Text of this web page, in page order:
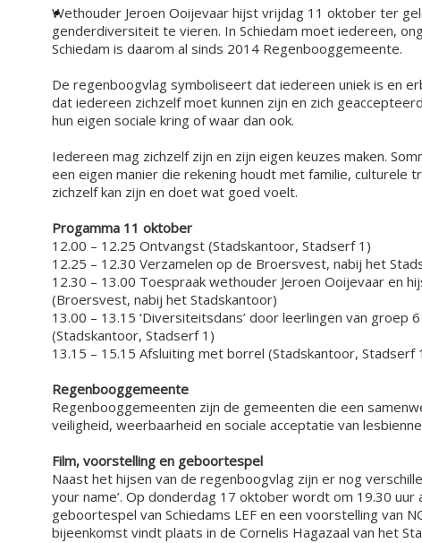
Wethouder Jeroen Ooijevaar hijst vrijdag 11 oktober ter
genderdiversiteit te vieren. In Schiedam moet iedereen,
Schiedam is daarom al sinds 2014 Regenbooggemeente.
De regenboogvlag symboliseert dat iedereen uniek is en
dat iedereen zichzelf moet kunnen zijn en zich
hun eigen sociale kring of waar dan ook.
Iedereen mag zichzelf zijn en zijn eigen keuzes maken.
een eigen manier die rekening houdt met familie,
zichzelf kan zijn en doet wat goed voelt.
Progamma 11 oktober
12.00 – 12.25 Ontvangst (Stadskantoor, Stadserf 1)
12.25 – 12.30 Verzamelen op de Broersvest, nabij het
12.30 – 13.00 Toespraak wethouder Jeroen Ooijevaar en
(Broersvest, nabij het Stadskantoor)
13.00 – 13.15 ‘Diversiteitsdans’ door leerlingen van groep
(Stadskantoor, Stadserf 1)
13.15 – 15.15 Afsluiting met borrel (Stadskantoor, Stadserf
Regenbooggemeente
Regenbooggemeenten zijn de gemeenten die een
veiligheid, weerbaarheid en sociale acceptatie van
Film, voorstelling en geboortespel
Naast het hijsen van de regenboogvlag zijn er nog
your name’. Op donderdag 17 oktober wordt om 19.30
geboortespel van Schiedams LEF en een voorstelling van
bijeenkomst vindt plaats in de Cornelis Hagazaal van het